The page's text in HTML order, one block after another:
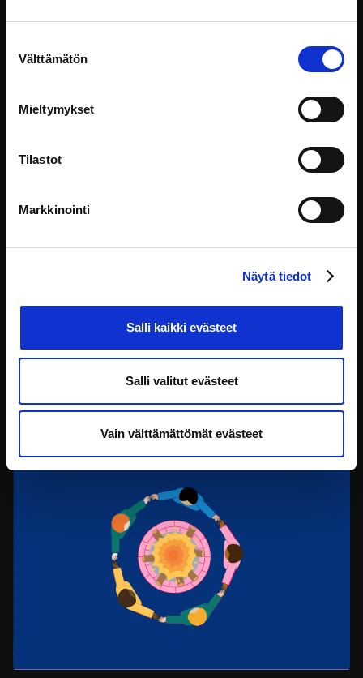
valinta
Välttämätön
Mieltymykset
Tilastot
Markkinointi
Näytä tiedot
Salli kaikki evästeet
Salli valitut evästeet
Vain välttämättömät evästeet
Juuso Hämäläinen
Nämäkin koulutukset voisivat
kiinnostaa sinua